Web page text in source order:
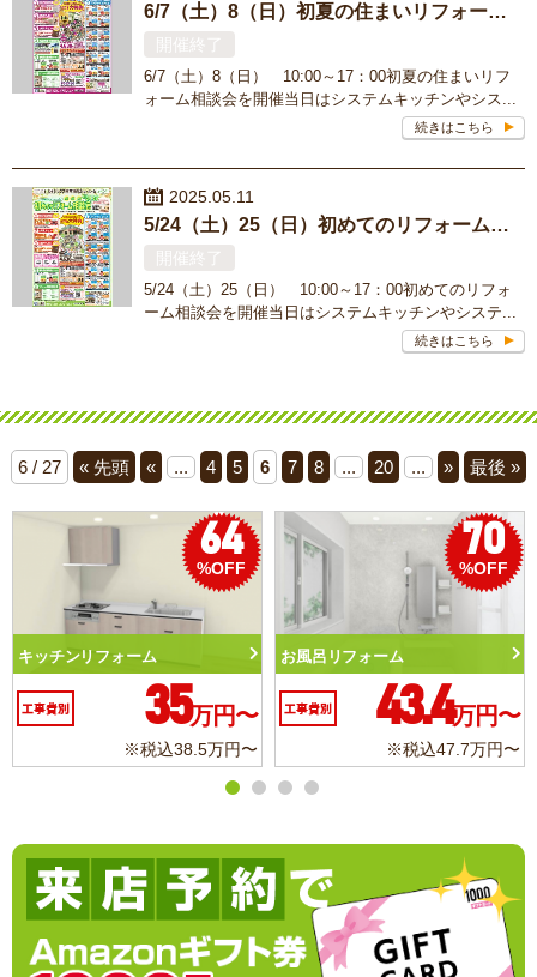
6/7（土）8（日）初夏の住まいリフォーム相談会を開催＜サンピアン店＞
開催終了
6/7（土）8（日） 10:00～17：00初夏の住まいリフ
ォーム相談会を開催当日はシステムキッチンやシス...
続きはこちら
2025.05.11
5/24（土）25（日）初めてのリフォーム相談会を開催＜南店＞
開催終了
5/24（土）25（日） 10:00～17：00初めてのリフォ
ーム相談会を開催当日はシステムキッチンやシステ...
続きはこちら
6 / 27 « 先頭 « ... 4 5 6 7 8 ... 20 ... » 最後 »
64
%OFF
ンリフォーム
別 万円〜
※税込38.5万円〜
70
%OFF
お風呂リフォーム
工事費別 43.4万円〜
※税込47.7万円〜
ト